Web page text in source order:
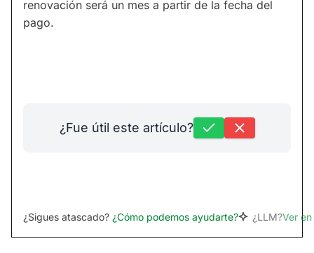
renovación será un mes a partir de la fecha del
pago.
¿Fue útil este artículo?
¿Sigues atascado? ¿Cómo podemos ayudarte? ¿LLM?Ver